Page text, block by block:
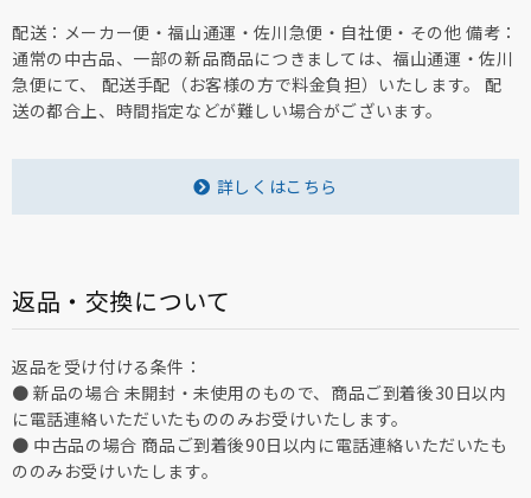
配送：メーカー便・福山通運・佐川急便・自社便・その他 備考：
通常の中古品、一部の新品商品につきましては、福山通運・佐川
急便にて、 配送手配（お客様の方で料金負担）いたします。 配
送の都合上、時間指定などが難しい場合がございます。
詳しくはこちら
返品・交換について
返品を受け付ける条件：
● 新品の場合 未開封・未使用のもので、商品ご到着後30日以内
に電話連絡いただいたもののみお受けいたします。
● 中古品の場合 商品ご到着後90日以内に電話連絡いただいたも
ののみお受けいたします。